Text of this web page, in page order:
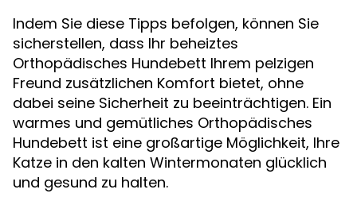
Indem Sie diese Tipps befolgen, können Sie
sicherstellen, dass Ihr beheiztes
Orthopädisches Hundebett Ihrem pelzigen
Freund zusätzlichen Komfort bietet, ohne
dabei seine Sicherheit zu beeinträchtigen. Ein
warmes und gemütliches Orthopädisches
Hundebett ist eine großartige Möglichkeit, Ihre
Katze in den kalten Wintermonaten glücklich
und gesund zu halten.